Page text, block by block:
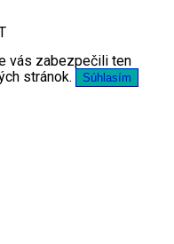
vás zabezpečili ten
stránok.
Súhlasím